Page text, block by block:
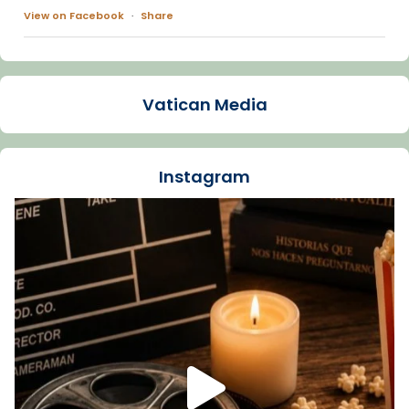
View on Facebook · Share
Arquebisbat de Barcelona
La Carmina va patir depressió. Fa gairebé
dos mesos, a l'Estadi Lluís Companys, la
Recupera l'entrevista comp
Vatican
tican News 👇
www.vaticannews.va/es/iglesia/news/2026-
07/carmina-historia-depresion-papa-viaje-
espana-testimoni...
Foto
View on Facebook · Share
Vatican Media
Instagram